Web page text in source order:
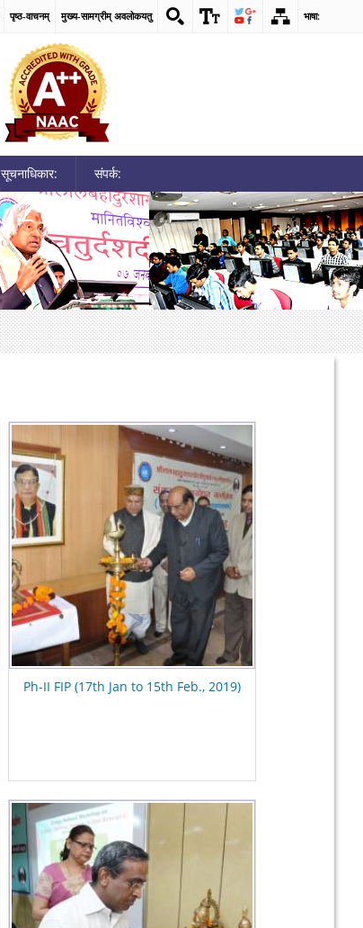
पृष्ठ-वाचनम् मुख्य-सामग्रीम् अवलोकयतु भाषा:
सूचनाधिकार: संपर्क:
Ph-II FIP (17th Jan to 15th Feb., 2019)